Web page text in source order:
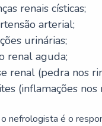
renais císticas;
arterial;
urinárias;
renal aguda;
renal (pedra nos
(inflamações nos
nefrologista é o